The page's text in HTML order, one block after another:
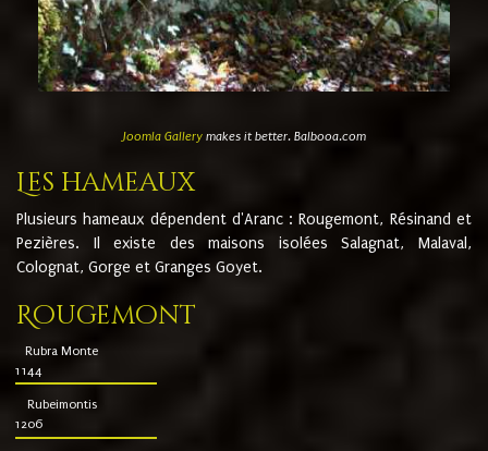
Joomla Gallerymakes it better. Balbooa.com
Les hameaux
Plusieurs hameaux dépendent d'Aranc : Rougemont, Résinand et
Pezières. Il existe des maisons isolées Salagnat, Malaval,
Colognat, Gorge et Granges Goyet.
Rougemont
Rubra Monte
1144
Rubeimontis
1206